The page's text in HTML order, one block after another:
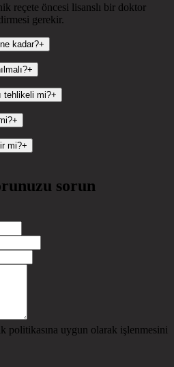
reçete öncesi lisanslı bir doktor
gerekir.
kadar?+
+
DHT
tehlikeli mi?+
+
mi?+
sorun
uygun olarak işlenmesini